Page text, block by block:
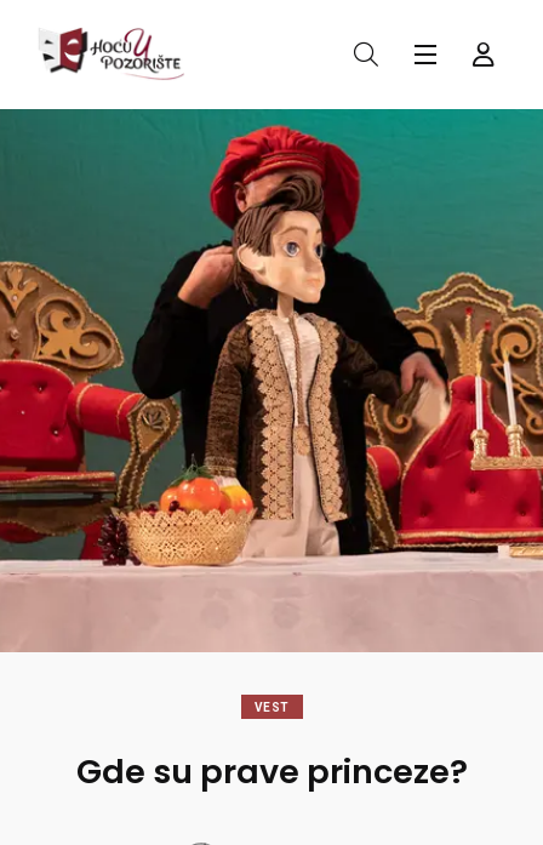
VEST
Gde su prave princeze?